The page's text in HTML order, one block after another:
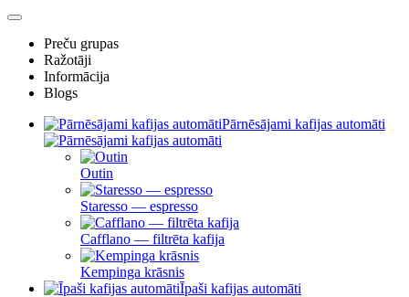
Preču grupas
Ražotāji
Informācija
Blogs
Pārnēsājami kafijas automāti
Outin
Staresso — espresso
Cafflano — filtrēta kafija
Kempinga krāsnis
Īpaši kafijas automāti